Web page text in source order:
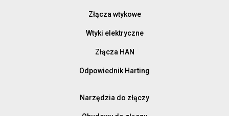
Złącza wtykowe
Wtyki elektryczne
Złącza HAN
Odpowiednik Harting
Narzędzia do złączy